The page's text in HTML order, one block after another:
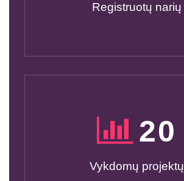
Registruotų narių
20
Vykdomų projektų